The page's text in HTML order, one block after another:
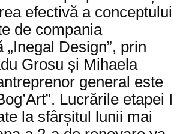
efectivă a conceptului
de compania
„Inegal Design”, prin
Grosu și Mihaela
general este
Lucrările etapei I
la sfârșitul lunii mai